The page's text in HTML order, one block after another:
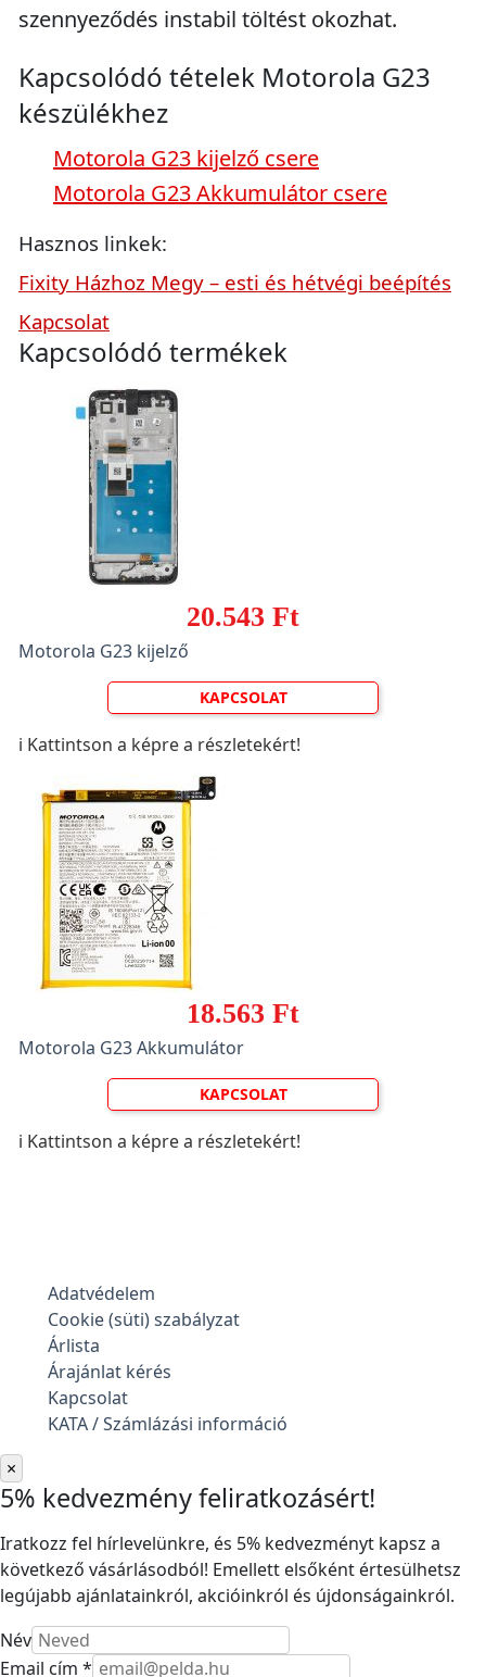
szennyeződés instabil töltést okozhat.
Kapcsolódó tételek Motorola G23
készülékhez
Motorola G23 kijelző csere
Motorola G23 Akkumulátor csere
Hasznos linkek:
Fixity Házhoz Megy – esti és hétvégi beépítés
Kapcsolat
Kapcsolódó termékek
20.543 Ft
Motorola G23 kijelző
KAPCSOLAT
ℹ️ Kattintson a képre a részletekért!
18.563 Ft
Motorola G23 Akkumulátor
KAPCSOLAT
ℹ️ Kattintson a képre a részletekért!
Adatvédelem
Cookie (süti) szabályzat
Árlista
Árajánlat kérés
Kapcsolat
KATA / Számlázási információ
×
5% kedvezmény feliratkozásért!
Iratkozz fel hírlevelünkre, és 5% kedvezményt kapsz a
következő vásárlásodból! Emellett elsőként értesülhetsz
legújabb ajánlatainkról, akcióinkról és újdonságainkról.
Név
Email cím *